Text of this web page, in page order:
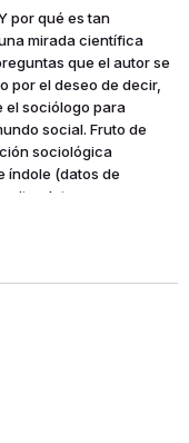
por qué es tan
mirada científica
que el autor se
por el deseo de decir,
el sociólogo para
social. Fruto de
sociológica
índole (datos de
datos
en el